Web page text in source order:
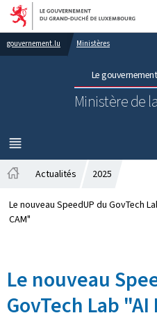
Aller au
Aller au
gouvernement.lu Ministères
Le
Ministère de
MENU
PRINCIPAL
Actualités 2025
Le nouveau SpeedUP du GovTech
CAM"
Le nouveau
GovTech Lab